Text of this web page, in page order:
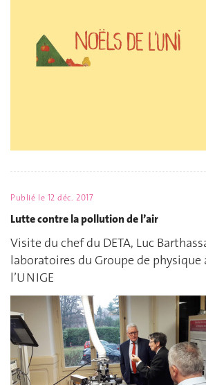
Publié le 12 déc. 2017
Lutte contre la pollution de l’air
Visite du chef du DETA, Luc
laboratoires du Groupe de physique
l’UNIGE